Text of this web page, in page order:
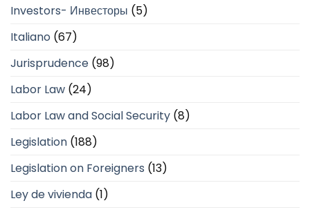
Investors- Инвесторы (5)
Italiano (67)
Jurisprudence (98)
Labor Law (24)
Labor Law and Social Security (8)
Legislation (188)
Legislation on Foreigners (13)
Ley de vivienda (1)